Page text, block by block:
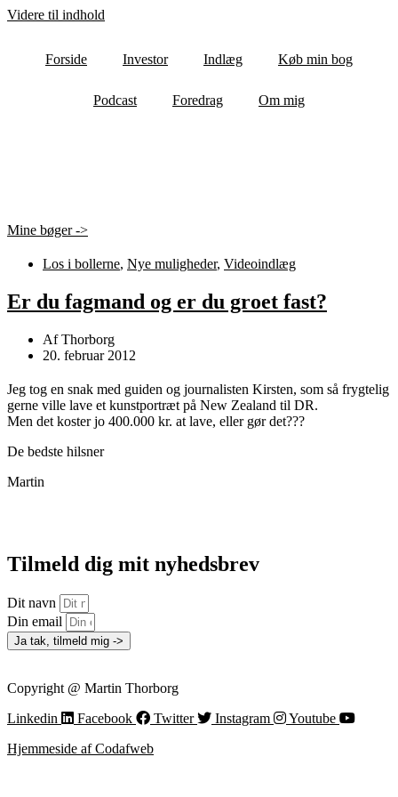
Videre til indhold
Forside Investor Indlæg Køb min bog
Podcast Foredrag Om mig
Mine bøger ->
Los i bollerne, Nye muligheder, Videoindlæg
Er du fagmand og er du groet fast?
AfThorborg
20. februar 2012
Jeg tog en snak med guiden og journalisten Kirsten, som så frygtelig
gerne ville lave et kunstportræt på New Zealand til DR.
Men det koster jo 400.000 kr. at lave, eller gør det???
De bedste hilsner
Martin
Tilmeld dig mit nyhedsbrev
Dit navn
Din email
Ja tak, tilmeld mig ->
Copyright @ Martin Thorborg
Linkedin
Facebook Twitter Instagram
Youtube
Hjemmeside af Codafweb